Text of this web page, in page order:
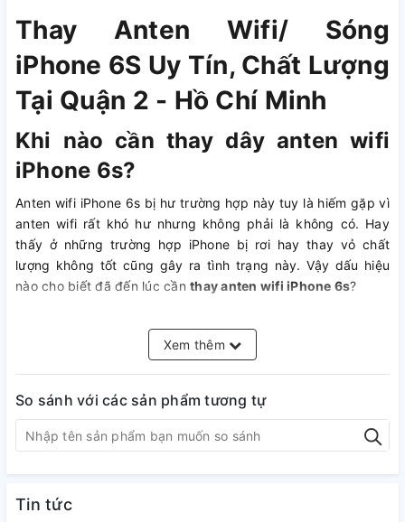
Thay Anten Wifi/ Sóng
iPhone 6S Uy Tín, Chất Lượng
Tại Quận 2 - Hồ Chí Minh
Khi nào cần thay dây anten wifi
iPhone 6s?
Anten wifi iPhone 6s bị hư trường hợp này tuy là hiếm gặp vì
anten wifi rất khó hư nhưng không phải là không có. Hay
thấy ở những trường hợp iPhone bị rơi hay thay vỏ chất
lượng không tốt cũng gây ra tình trạng này. Vậy dấu hiệu
nào cho biết đã đến lúc cần thay anten wifi iPhone 6s?
- Điện thoại iPhone bắt sóng wifi yếu, không thể kết nối
được nếu ở xa moden.
Tuy nhiên, nếu iPhone 6s của bạn đứng sát modem mà báo
mật khẩu wifi không đúng hoặc không bật được wifi thì
trường hợp này là do lỗi ic wifi.
Nguyên nhân làm hư anten wifi
Xem thêm
So sánh với các sản phẩm tương tự
Tin tức